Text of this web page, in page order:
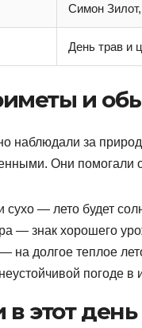
Симон
День трав и
и
наблюдали за
Они помогали
сухо — лето будет
— знак хорошего
на долгое теплое
погоде в
в этот день